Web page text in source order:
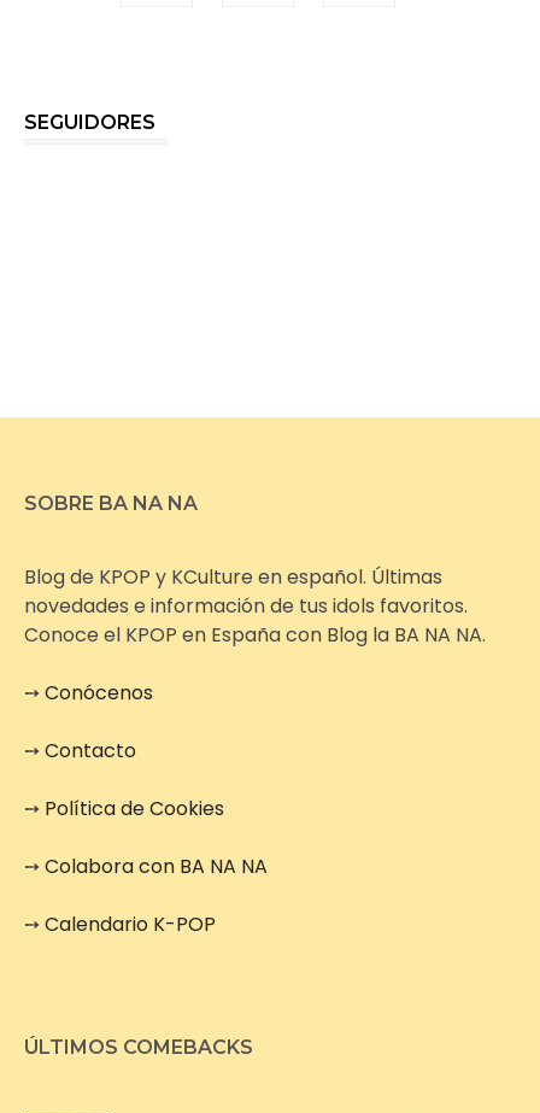
SEGUIDORES
SOBRE BA NA NA
Blog de KPOP y KCulture en español. Últimas
novedades e información de tus idols favoritos.
Conoce el KPOP en España con Blog la BA NA NA.
➙Conócenos
➙Contacto
➙ Política de Cookies
➙Colabora con BA NA NA
➙Calendario K-POP
ÚLTIMOS COMEBACKS